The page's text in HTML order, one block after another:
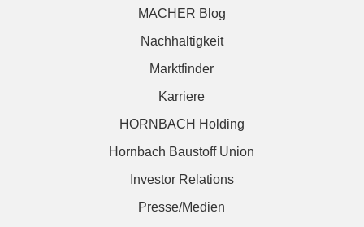
MACHER Blog
Nachhaltigkeit
Marktfinder
Karriere
HORNBACH Holding
Hornbach Baustoff Union
Investor Relations
Presse/Medien